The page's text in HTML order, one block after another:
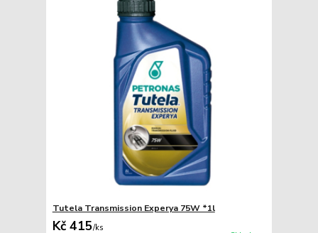
Tutela Transmission Experya 75W *1l
Kč 415/ks